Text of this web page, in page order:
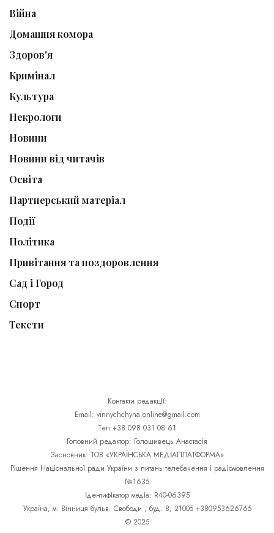
Війна
Домашня комора
Здоров'я
Кримінал
Культура
Некрологи
Новини
Новини від читачів
Освіта
Партнерський матеріал
Події
Політика
Привітання та поздоровлення
Сад і Город
Спорт
Тексти
Контакти редакції:
Email: vinnychchyna.online@gmail.com
Тел:+38 098 031 08 61
Головний редактор: Голошивець Анастасія
Засновник: ТОВ «УКРАЇНСЬКА МЕДІАПЛАТФОРМА»
Рішення Національної ради України з питань телебачення і радіомовлення
№1635
Ідентифікатор медіа: R40-06395
Україна, м. Вінниця бульв. Свободи , буд. 8, 21005 +380953626765
© 2025